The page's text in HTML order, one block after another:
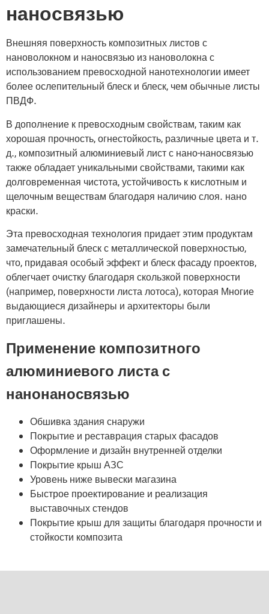
наносвязью
Внешняя поверхность композитных листов с
нановолокном и наносвязью из нановолокна с
использованием превосходной нанотехнологии имеет
более ослепительный блеск и блеск, чем обычные листы
ПВДФ.
В дополнение к превосходным свойствам, таким как
хорошая прочность, огнестойкость, различные цвета и т.
д., композитный алюминиевый лист с нано-наносвязью
также обладает уникальными свойствами, такими как
долговременная чистота, устойчивость к кислотным и
щелочным веществам благодаря наличию слоя. нано
краски.
Эта превосходная технология придает этим продуктам
замечательный блеск с металлической поверхностью,
что, придавая особый эффект и блеск фасаду проектов,
облегчает очистку благодаря скользкой поверхности
(например, поверхности листа лотоса), которая Многие
выдающиеся дизайнеры и архитекторы были
приглашены.
Применение композитного
алюминиевого листа с
нанонаносвязью
Обшивка здания снаружи
Покрытие и реставрация старых фасадов
Оформление и дизайн внутренней отделки
Покрытие крыш АЗС
Уровень ниже вывески магазина
Быстрое проектирование и реализация
выставочных стендов
Покрытие крыш для защиты благодаря прочности и
стойкости композита